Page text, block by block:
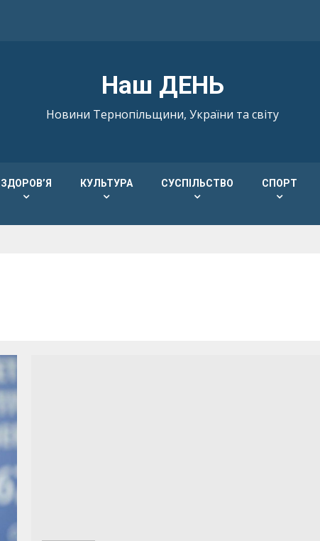
Наш ДЕНЬ
Новини Тернопільщини, України та світу
ЗДОРОВ’Я КУЛЬТУРА СУСПІЛЬСТВО СПОРТ